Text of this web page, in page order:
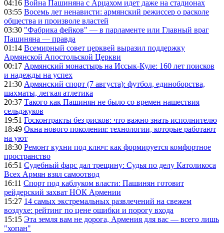
04:16 Война Пашиняна с Арцахом идет даже на стадионах
03:55 Восемь лет ненависти: армянский режиссер о расколе
общества и произволе властей
03:30 "Фабрика фейков" — в парламенте или Главный враг
Пашиняна — правда
01:14 Всемирный совет церквей выразил поддержку
Армянской Апостольской Церкви
00:17 Армянский монастырь на Иссык-Куле: 160 лет поисков
и надежды на успех
21:30 Армянский спорт (7 августа): футбол, единоборства,
шахматы, легкая атлетика
20:37 Такого как Пашинян не было со времен нашествия
сельджуков
19:51 Госконтракты без рисков: что важно знать исполнителю
18:49 Окна нового поколения: технологии, которые работают
на уют
18:30 Ремонт кухни под ключ: как формируется комфортное
пространство
16:51 Судебный фарс дал трещину: Судья по делу Католикоса
Всех Армян взял самоотвод
16:11 Спорт под каблуком власти: Пашинян готовит
рейдерский захват НОК Армении
15:27 14 самых экстремальных развлечений на свежем
воздухе: рейтинг по цене ошибки и порогу входа
15:15 Эта земля вам не дорога, Армения для вас — всего лишь
"хопан"